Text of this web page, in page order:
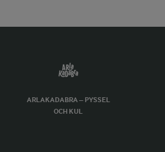
ARLAKADABRA – PYSSEL
OCH KUL